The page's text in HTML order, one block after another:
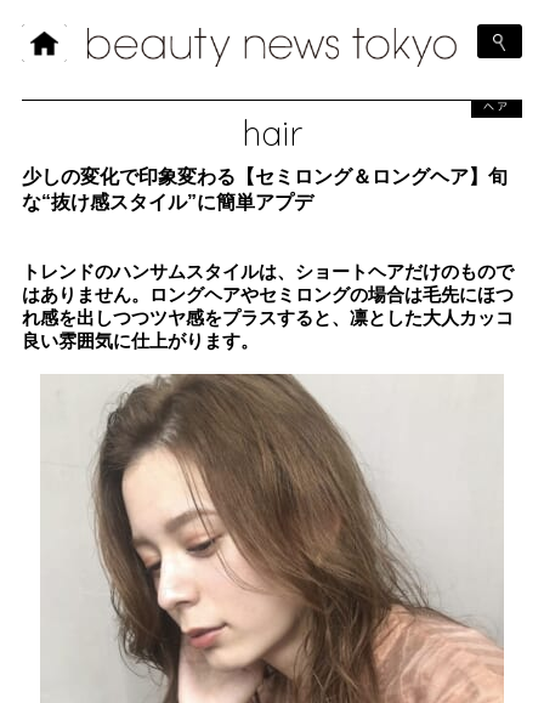
hair
ヘア
少しの変化で印象変わる【セミロング＆ロングヘア】旬
な“抜け感スタイル”に簡単アプデ
トレンドのハンサムスタイルは、ショートヘアだけのもので
はありません。ロングヘアやセミロングの場合は毛先にほつ
れ感を出しつつツヤ感をプラスすると、凛とした大人カッコ
良い雰囲気に仕上がります。